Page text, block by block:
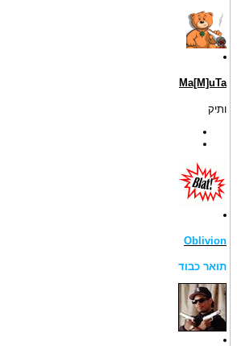
Ma[M]uTa
ותיק
Oblivion
תואר כבוד